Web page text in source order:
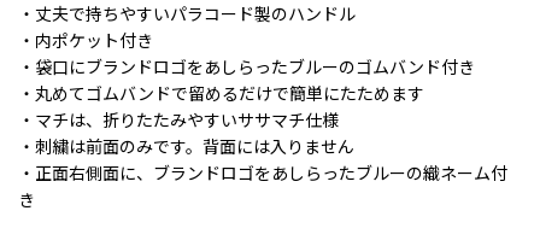
・丈夫で持ちやすいパラコード製のハンドル
・内ポケット付き
・袋口にブランドロゴをあしらったブルーのゴムバンド付き
・丸めてゴムバンドで留めるだけで簡単にたためます
・マチは、折りたたみやすいササマチ仕様
・刺繍は前面のみです。背面には入りません
・正面右側面に、ブランドロゴをあしらったブルーの織ネーム付
き